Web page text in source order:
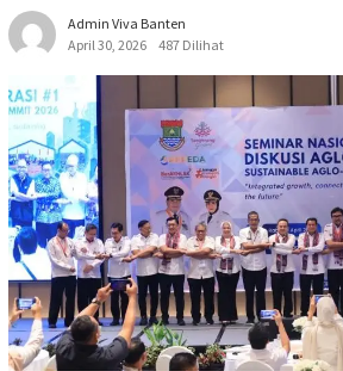
Admin Viva Banten
April 30, 2026
487 Dilihat